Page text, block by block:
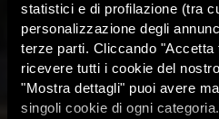
statistici e di profilazione (tra
personalizzazione degli
terze parti. Cliccando
ricevere tutti i cookie del
"Mostra dettagli" puoi avere
singoli cookie di ogni